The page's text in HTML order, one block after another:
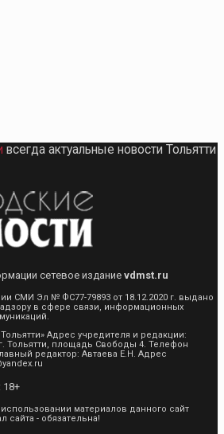
всегда актуальные новости Тольятти
сетевое издание vdmst.ru
СМИ Эл № ФС77-79893 от 18.12.2020 г. выдано
в сфере связи, информационных
Адрес учредителя и редакции:
Тольятти, площадь Свободы 4. Телефон
редактор: Автаева Е.Н. Адрес
18+
материалов данного сайт
сайта - обязательна!